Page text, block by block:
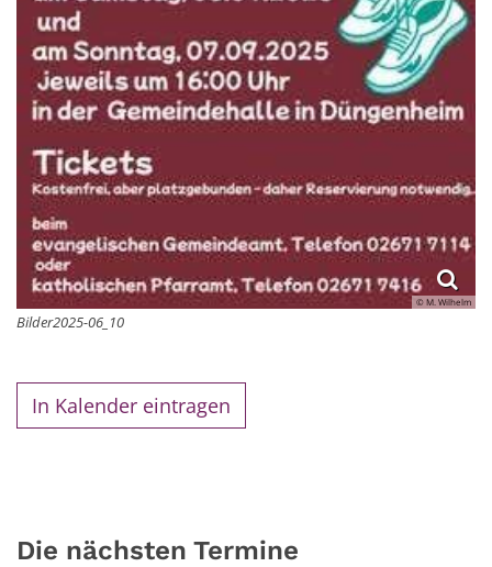
© M. Wilhelm
Bilder2025-06_10
In Kalender eintragen
Die nächsten Termine